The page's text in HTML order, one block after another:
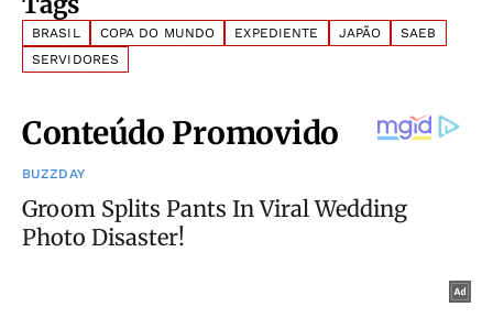
BRASIL COPA DO MUNDO EXPEDIENTE JAPÃO
SAEB
SERVIDORES